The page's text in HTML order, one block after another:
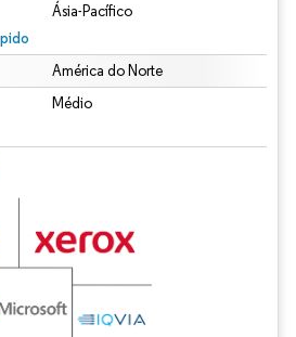
Ásia-Pacífico
América do Norte
Médio
O reuso requer atribuição conforme CC BY 4.0.